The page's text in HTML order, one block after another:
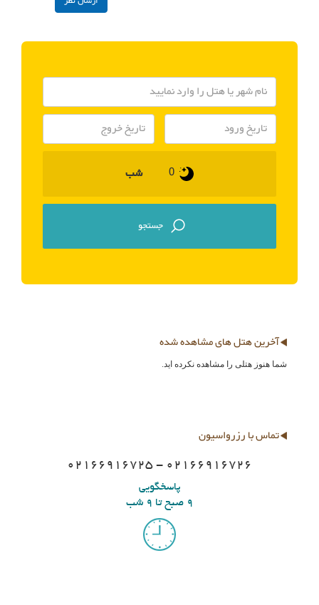
شب
آخرین هتل های مشاهده شده
شما هنوز هتلی را مشاهده نکرده اید.
تماس با رزرواسیون
02166916725 - 02166916726
پاسخگویی
9 صبح تا 9 شب